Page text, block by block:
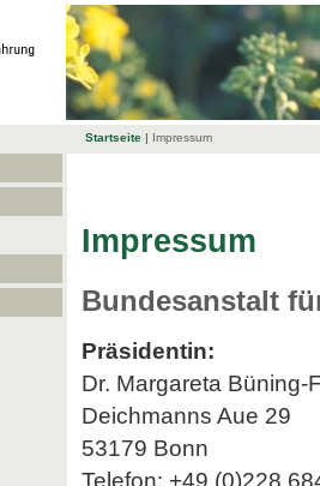
Startseite | Impressum
Impressum
Bundesanstalt
Präsidentin:
Dr. Margareta Büning-
Deichmanns Aue 29
53179 Bonn